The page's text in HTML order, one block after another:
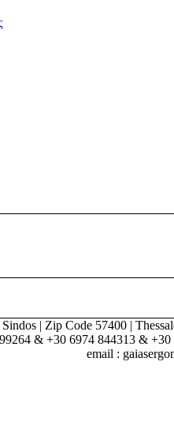
| Zip Code 57400 |
& +30 6974 844313 & +30
email :